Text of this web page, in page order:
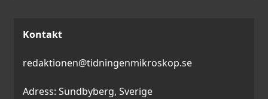
Kontakt
redaktionen@tidningenmikroskop.se
Adress: Sundbyberg, Sverige